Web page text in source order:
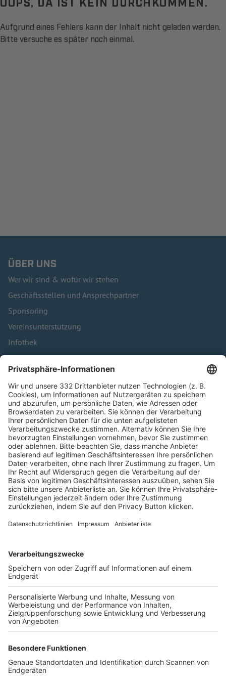
Aufgrund eines Fehlers kann der Inhalt nicht geladen werden.
Bitte versuche es später noch einmal.
ÜBER UNS
Wer wir sind & wofür wir stehen
Geschäftsstellen und Ansprechpartner
Sponsoring
Vereinsunterstützung
Infothek
Kontakt
HÄUFIG BESUCHTE SEITEN
Pässe und Vereinswechsel
Trainerausbildung
Schulungsangebot Vereinsmitarbeiter
BFV-Geschäftsstellen
Trainerbörse
Login SpielPlus
FOLGE DEM BFV
TOP-VEREINE
TOP-PARTNER